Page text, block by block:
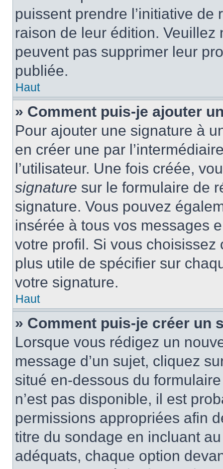
puissent prendre l’initiative
raison de leur édition.
peuvent pas supprimer leur
publiée.
Haut
» Comment puis-je ajouter
Pour ajouter une signature à
en créer une par
l’utilisateur. Une fois créée,
signature sur le formulaire de
signature. Vous pouvez
insérée à tous vos messages
votre profil. Si vous
plus utile de spécifier sur
votre signature.
Haut
» Comment puis-je créer un
Lorsque vous rédigez un
message d’un sujet, cliquez
situé en-dessous du
n’est pas disponible, il est
permissions appropriées afin
titre du sondage en incluant
adéquats, chaque option